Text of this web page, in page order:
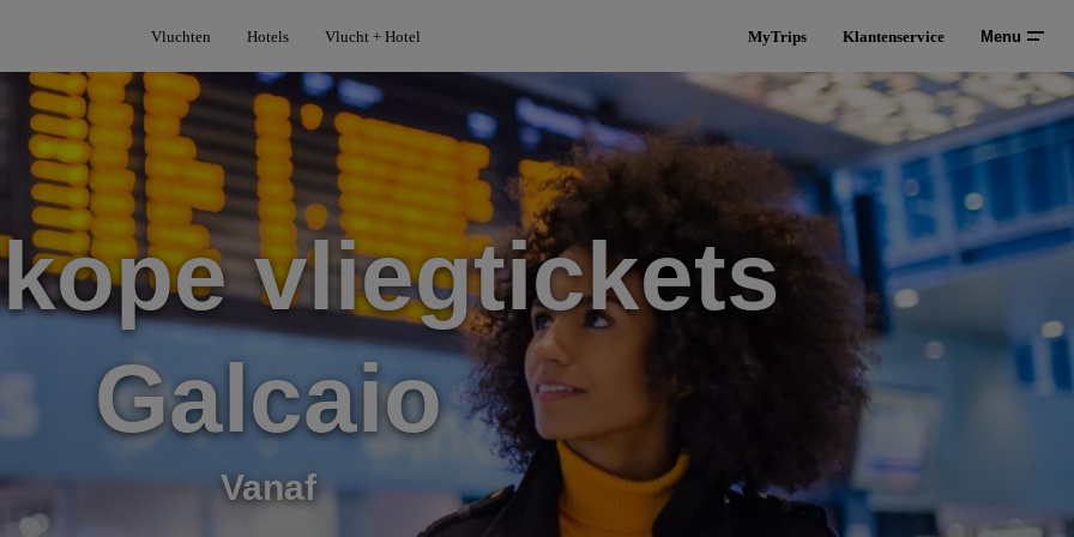
Vluchten Hotels Vlucht + Hotel MyTrips Klantenservice Menu
vliegtickets
Galcaio
Vanaf